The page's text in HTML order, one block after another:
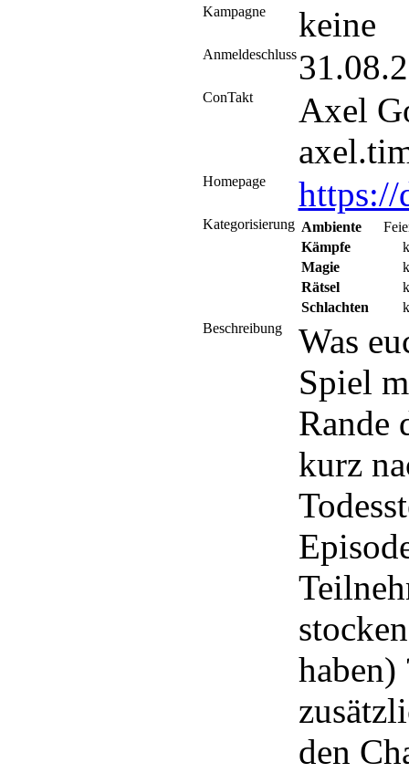
Kampagne keine
Anmeldeschluss
ConTakt
Axel
Homepage
Kategorisierung Ambiente
Kämpfe
Magie
Rätsel
Schlachten
Beschreibung
Was
Spiel
Rande
kurz
haben)
den